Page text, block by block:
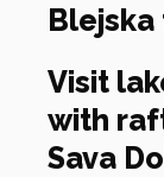
Visit
with
Sava